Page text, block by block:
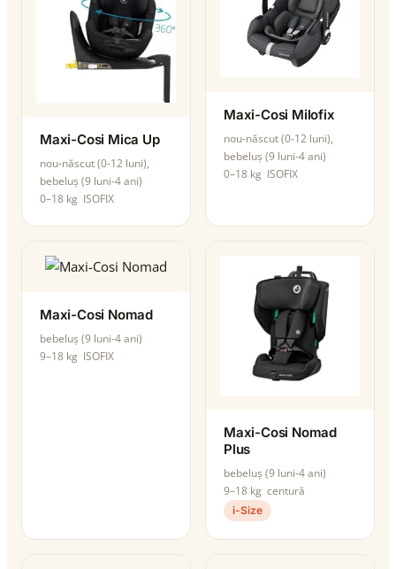
Maxi-Cosi Mica Up
nou-născut (0-12 luni),
bebeluș (9 luni-4 ani)
0–18 kg ISOFIX
Maxi-Cosi Milofix
nou-născut (0-12 luni),
bebeluș (9 luni-4 ani)
0–18 kg ISOFIX
Maxi-Cosi Nomad
bebeluș (9 luni-4 ani)
9–18 kg ISOFIX
Maxi-Cosi Nomad
Plus
bebeluș (9 luni-4 ani)
9–18 kg centură
i-Size